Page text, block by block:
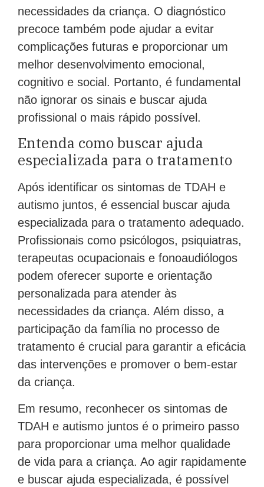
necessidades da criança. O diagnóstico
precoce também pode ajudar a evitar
complicações futuras e proporcionar um
melhor desenvolvimento emocional,
cognitivo e social. Portanto, é fundamental
não ignorar os sinais e buscar ajuda
profissional o mais rápido possível.
Entenda como buscar ajuda
especializada para o tratamento
Após identificar os sintomas de TDAH e
autismo juntos, é essencial buscar ajuda
especializada para o tratamento adequado.
Profissionais como psicólogos, psiquiatras,
terapeutas ocupacionais e fonoaudiólogos
podem oferecer suporte e orientação
personalizada para atender às
necessidades da criança. Além disso, a
participação da família no processo de
tratamento é crucial para garantir a eficácia
das intervenções e promover o bem-estar
da criança.
Em resumo, reconhecer os sintomas de
TDAH e autismo juntos é o primeiro passo
para proporcionar uma melhor qualidade
de vida para a criança. Ao agir rapidamente
e buscar ajuda especializada, é possível